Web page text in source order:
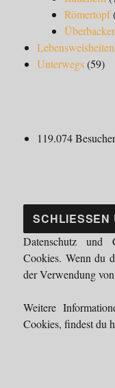
Römertopf
Lebensweisheiten
Unterwegs(59)
119.074
Datenschutz und
Cookies. Wenn du
der Verwendung
Weitere
Cookies, findest du